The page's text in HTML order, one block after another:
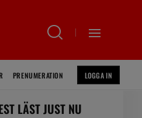
PRENUMERATION LOGGA IN
LÄST JUST NU